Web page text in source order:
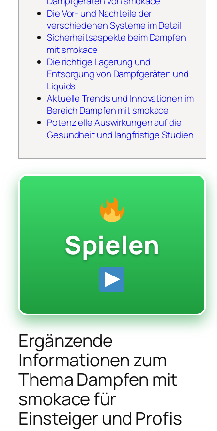
Die Vor- und Nachteile der
verschiedenen Systeme im Detail
Sicherheitsaspekte beim Dampfen
mit smokace
Die richtige Lagerung und
Entsorgung von Dampfgeräten und
Liquids
Aktuelle Trends und Innovationen im
Bereich Dampfen mit smokace
Potenzielle Auswirkungen auf die
Gesundheit und langfristige Studien
Spielen
Ergänzende
Informationen zum
Thema Dampfen mit
smokace für
Einsteiger und Profis